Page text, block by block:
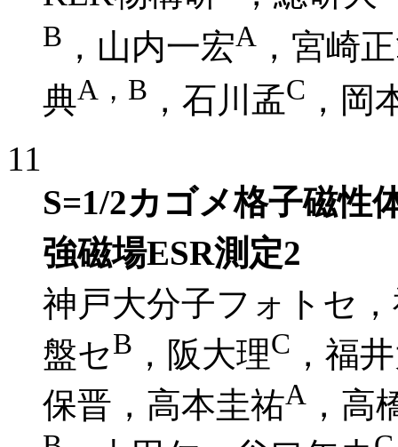
B ，山内一宏A ，宮崎
典A，B ，石川孟C ，岡
11
S=1/2カゴメ格子磁性
強磁場ESR測定2
神戸大分子フォトセ
盤セB ，阪大理C ，福
保晋，高本圭祐A ，高